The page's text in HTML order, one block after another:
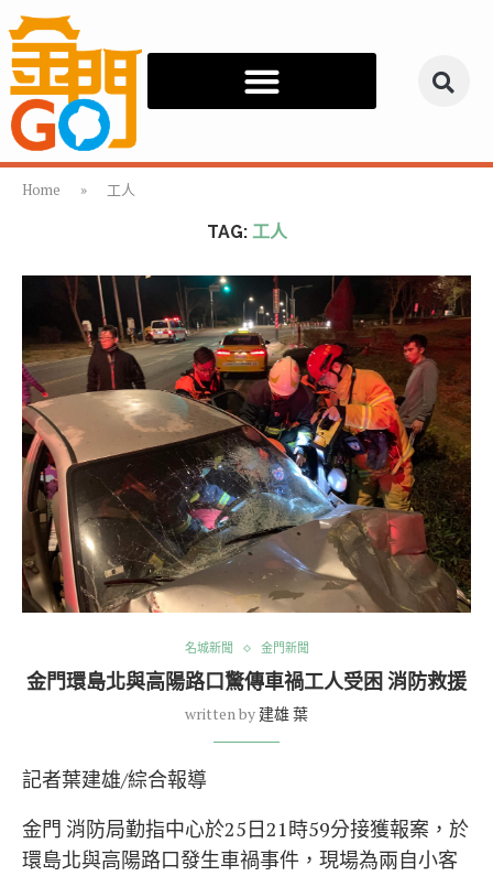
Home » 工人
TAG: 工人
名城新聞 金門新聞
金門環島北與高陽路口驚傳車禍工人受困 消防救援
written by 建雄 葉
記者葉建雄/綜合報導
金門 消防局勤指中心於25日21時59分接獲報案，於
環島北與高陽路口發生車禍事件，現場為兩自小客